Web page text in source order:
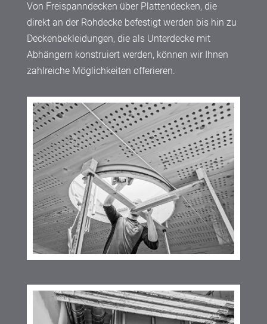
Von Freispanndecken über Plattendecken, die
direkt an der Rohdecke befestigt werden bis hin zu
Deckenbekleidungen, die als Unterdecke mit
Abhängern konstruiert werden, können wir Ihnen
zahlreiche Möglichkeiten offerieren.